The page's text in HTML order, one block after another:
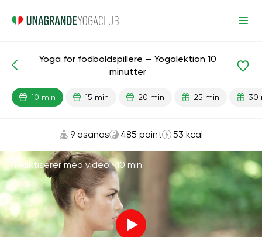
Færdiglavede lektioner Sport
Yoga for fodboldspillere — Yogalektion 10
minutter
10 min 15 min 20 min 25 min 30
9 asanas 485 point 53 kcal
Praktiserer med video ·10 min